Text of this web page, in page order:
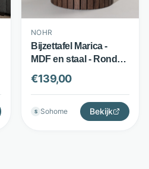
NOHR
Bijzettafel Marica -
MDF en staal - Rond
design 52 cm -
Beige/Bruin - Nohr
€139,00
S Sohome Bekijk